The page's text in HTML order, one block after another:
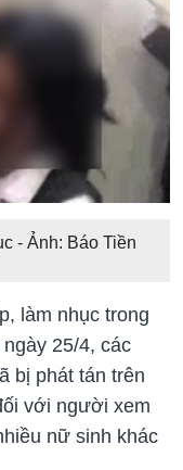
- Ảnh: Báo Tiền
làm nhục trong
25/4, các
bị phát tán trên
với người xem
nữ sinh khác